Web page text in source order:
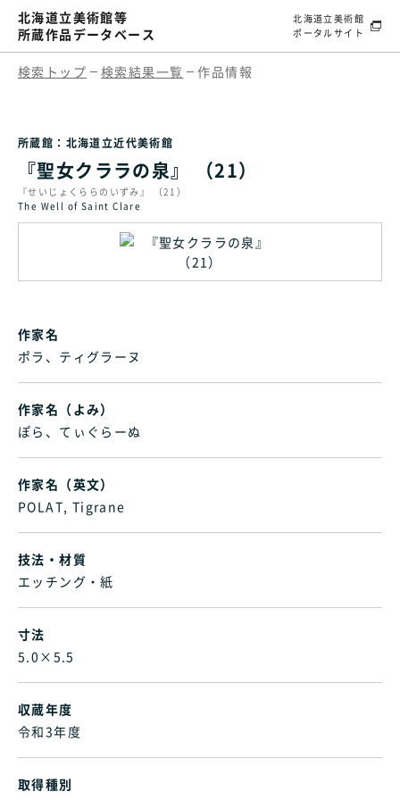
北海道立美術館等
所蔵作品データベース
北海道立美術館
ポータルサイト
検索トップ 検索結果一覧 作品情報
所蔵館：北海道立近代美術館
『聖女クララの泉』 （21）
『せいじょくららのいずみ』 （21）
The Well of Saint Clare
作家名
ポラ、ティグラーヌ
作家名（よみ）
ぽら、てぃぐらーぬ
作家名（英文）
POLAT, Tigrane
技法・材質
エッチング・紙
寸法
5.0×5.5
収蔵年度
令和3年度
取得種別